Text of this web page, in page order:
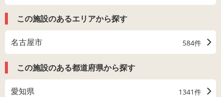
この施設のあるエリアから探す
名古屋市 584件
この施設のある都道府県から探す
愛知県 1341件